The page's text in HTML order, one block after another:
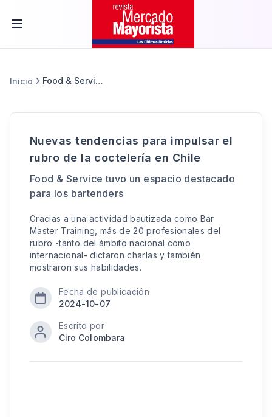
Inicio Food & Service
Nuevas tendencias para impulsar el
rubro de la coctelería en Chile
Food & Service tuvo un espacio destacado
para los bartenders
Gracias a una actividad bautizada como Bar
Master Training, más de 20 profesionales del
rubro -tanto del ámbito nacional como
internacional- dictaron charlas y también
mostraron sus habilidades.
Fecha de publicación
2024-10-07
Escrito por
Ciro Colombara